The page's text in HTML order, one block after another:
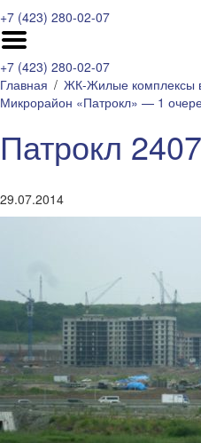
+7 (423) 280-02-07
+7 (423) 280-02-07
Главная
ЖК-Жилые комплексы
Микрорайон «Патрокл» — 1
Патрокл
29.07.2014